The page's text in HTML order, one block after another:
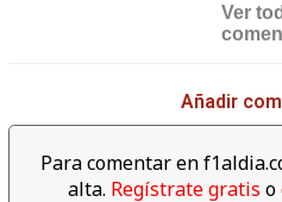
Ver
Añadir
Para comentar en
alta. Regístrate gratis o